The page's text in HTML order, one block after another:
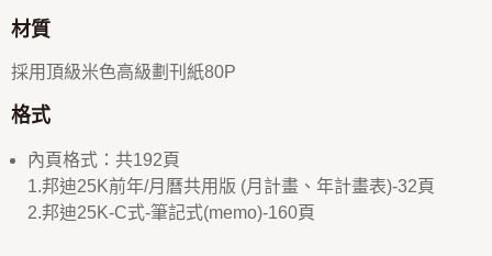
材質
採用頂級米色高級劃刊紙80P
格式
內頁格式：共192頁
1.邦迪25K前年/月曆共用版 (月計畫、年計畫表)-32頁
2.邦迪25K-C式-筆記式(memo)-160頁